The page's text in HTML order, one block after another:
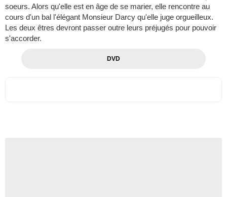
soeurs. Alors qu'elle est en âge de se marier, elle rencontre au
cours d'un bal l'élégant Monsieur Darcy qu'elle juge orgueilleux.
Les deux êtres devront passer outre leurs préjugés pour pouvoir
s'accorder.
DVD